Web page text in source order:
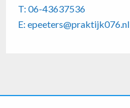
T: 06-43637536
E: epeeters@praktijk076.nl